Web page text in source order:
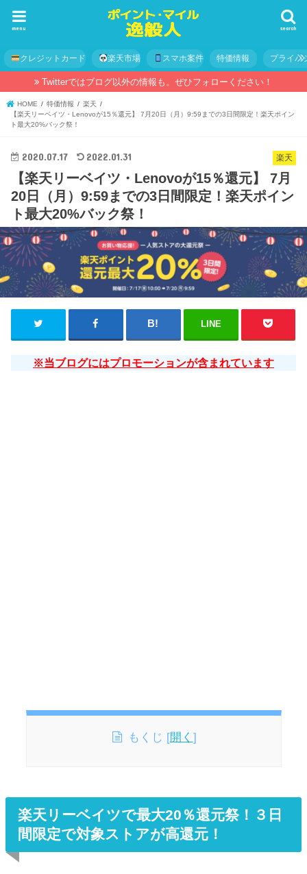
search
menu
クレジットカード 楽天市場 スマホ案件 特価情報 プライバ
Twitterではブログ以外の情報も。ぜひフォローください！
HOME 特価情報
楽天
【楽天リーベイツ・Lenovoが15％還元】 7月20日（月）9:59までの3日間限定！楽天ポイン
ト最大20%バック祭！
楽天
2020.07.17 2022.01.31
【楽天リーベイツ・Lenovoが15％還元】 7月
20日（月）9:59までの3日間限定！楽天ポイン
ト最大20%バック祭！
LINE
※当ブログにはプロモーションが含まれています
もくじ [開く ]
楽天リーベイツで最大20％還元祭！３日
間限定で対象ストアが高還元！